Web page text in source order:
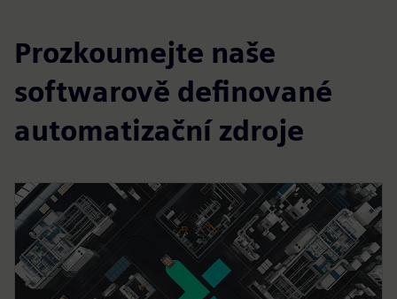
Prozkoumejte naše
softwarově definované
automatizační zdroje